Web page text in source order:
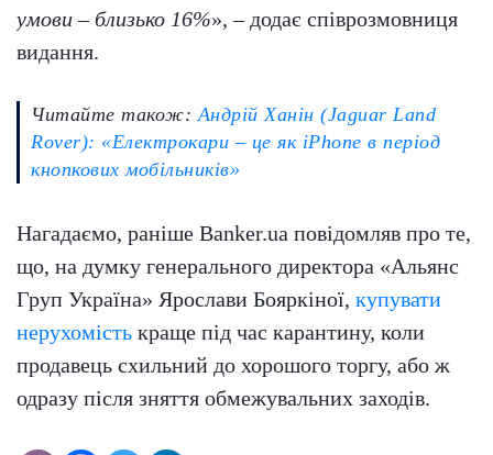
умови – близько 16%», – додає співрозмовниця
видання.
Читайте також:Андрій Ханін (Jaguar Land
Rover): «Електрокари – це як iPhone в період
кнопкових мобільників»
Нагадаємо, раніше Banker.ua повідомляв про те,
що, на думку генерального директора «Альянс
Груп Україна» Ярослави Бояркіної, купувати
нерухомість краще під час карантину, коли
продавець схильний до хорошого торгу, або ж
одразу після зняття обмежувальних заходів.